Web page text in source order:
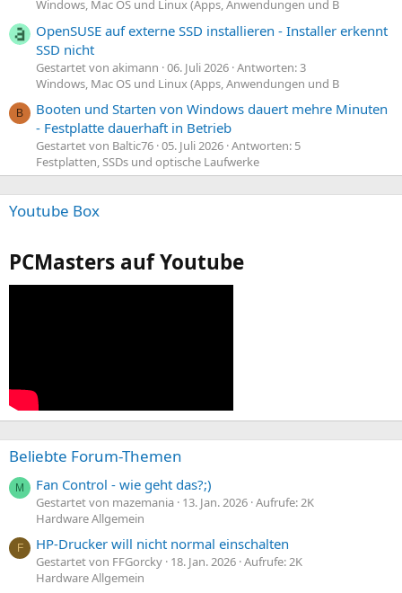
Windows, Mac OS und Linux (Apps, Anwendungen und B
OpenSUSE auf externe SSD installieren - Installer erkennt
SSD nicht
Gestartet von akimann 06. Juli 2026 Antworten: 3
Windows, Mac OS und Linux (Apps, Anwendungen und B
B
Booten und Starten von Windows dauert mehre Minuten
- Festplatte dauerhaft in Betrieb
Gestartet von Baltic76 05. Juli 2026 Antworten: 5
Festplatten, SSDs und optische Laufwerke
Youtube Box
PCMasters auf Youtube
Beliebte Forum-Themen
M Fan Control - wie geht das?;)
Gestartet von mazemania 13. Jan. 2026 Aufrufe: 2K
Hardware Allgemein
F HP-Drucker will nicht normal einschalten
Gestartet von FFGorcky 18. Jan. 2026 Aufrufe: 2K
Hardware Allgemein